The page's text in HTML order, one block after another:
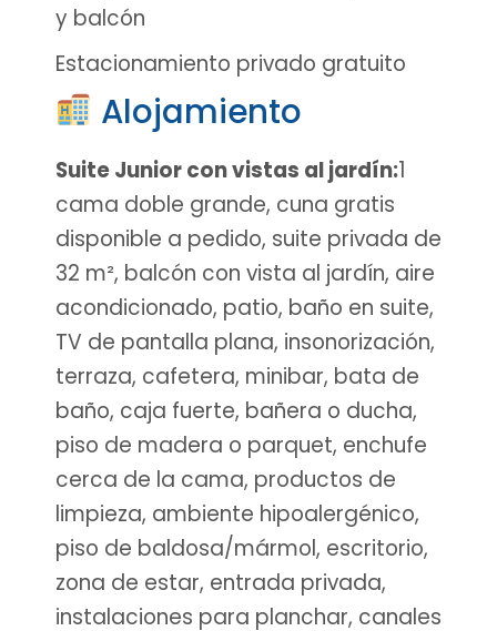
y balcón
Estacionamiento privado gratuito
Alojamiento
Suite Junior con vistas al jardín:1
cama doble grande, cuna gratis
disponible a pedido, suite privada de
32 m², balcón con vista al jardín, aire
acondicionado, patio, baño en suite,
TV de pantalla plana, insonorización,
terraza, cafetera, minibar, bata de
baño, caja fuerte, bañera o ducha,
piso de madera o parquet, enchufe
cerca de la cama, productos de
limpieza, ambiente hipoalergénico,
piso de baldosa/mármol, escritorio,
zona de estar, entrada privada,
instalaciones para planchar, canales